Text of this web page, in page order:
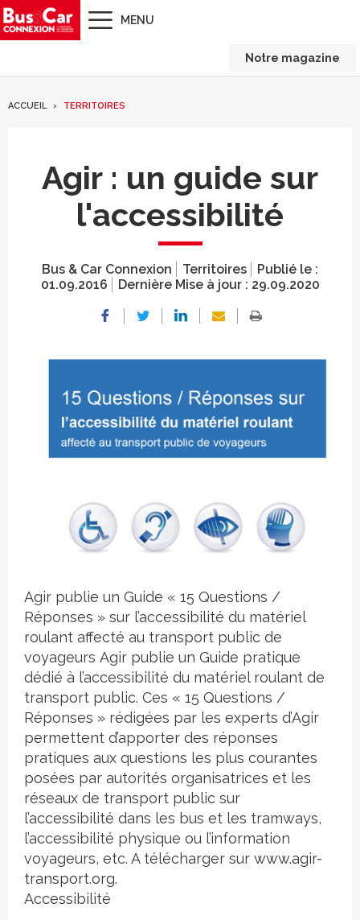
MENU
Notre magazine
ACCUEIL TERRITOIRES
Agir : un guide sur
l'accessibilité
Bus & Car Connexion Territoires
Publié le :
01.09.2016
Dernière Mise à jour : 29.09.2020
Crédit photo
Agir publie un Guide « 15 Questions /
Réponses » sur l’accessibilité du matériel
roulant affecté au transport public de
voyageurs Agir publie un Guide pratique
dédié à l’accessibilité du matériel roulant de
transport public. Ces « 15 Questions /
Réponses » rédigées par les experts d’Agir
permettent d’apporter des réponses
pratiques aux questions les plus courantes
posées par autorités organisatrices et les
réseaux de transport public sur
l’accessibilité dans les bus et les tramways,
l’accessibilité physique ou l’information
voyageurs, etc. A télécharger sur www.agir-
transport.org.
Accessibilité